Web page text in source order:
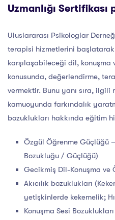
Uzmanlığı Sertifikası
Uluslararası Psikologlar
terapisi hizmetlerini
karşılaşabileceği dil, konuşma
konusunda, değerlendirme,
vermektir. Bunu yanı sıra, ilgili
kamuoyunda farkındalık
bozuklukları hakkında eğitim
Özgül Öğrenme Güçlüğü
Bozukluğu / Güçlüğü)
Gecikmiş Dil-Konuşma ve
Akıcılık bozuklukları
yetişkinlerde kekemelik;
Konuşma Sesi